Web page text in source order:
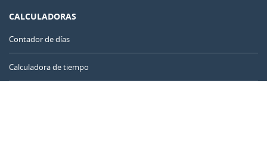
CALCULADORAS
Contador de días
Calculadora de tiempo